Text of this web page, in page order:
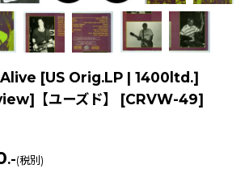
[US Orig.LP | 1400ltd.]
【ユーズド】
[CRVW-49]
.-(税別)